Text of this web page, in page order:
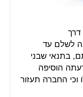
לשלם עד
בתנאי שבני
הוסיפה
החברה תעזור